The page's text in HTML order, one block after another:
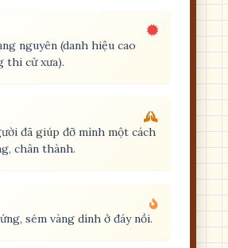
nguyên (danh hiệu cao
thi cử xưa).
đã giúp đỡ mình một cách
chân thành.
sém vàng dính ở đáy nồi.